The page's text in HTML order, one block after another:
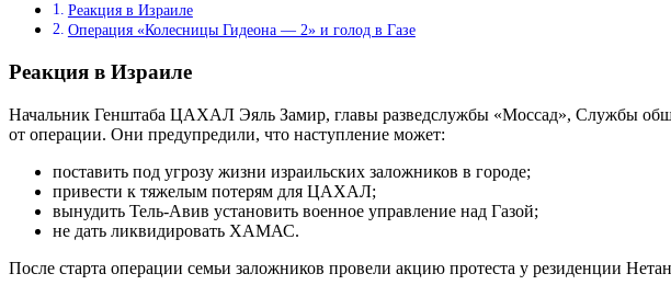
Реакция в Израиле
Операция «Колесницы Гидеона — 2» и голод в Газе
Реакция в Израиле
Начальник Генштаба ЦАХАЛ Эяль Замир, главы разведслужбы «Моссад», Службы
от операции. Они предупредили, что наступление может:
поставить под угрозу жизни израильских заложников в городе;
привести к тяжелым потерям для ЦАХАЛ;
вынудить Тель-Авив установить военное управление над Газой;
не дать ликвидировать ХАМАС.
После старта операции семьи заложников провели акцию протеста у резиденции